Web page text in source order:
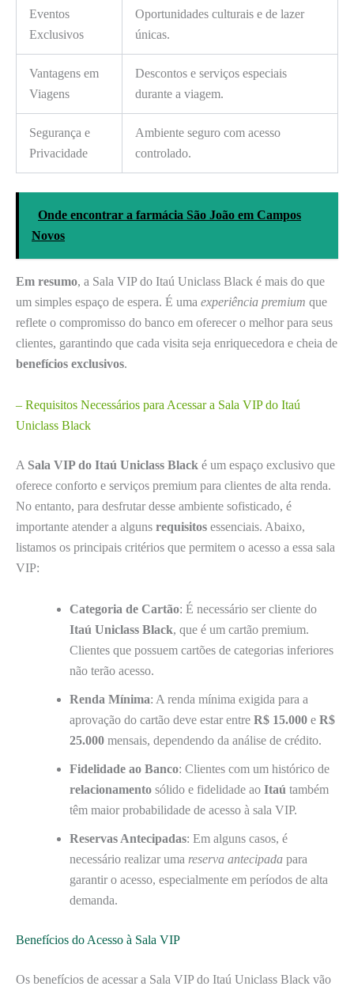
Eventos
Exclusivos
Oportunidades culturais e de lazer
únicas.
Vantagens em
Viagens
Descontos e serviços especiais
durante a viagem.
Segurança e
Privacidade
Ambiente seguro com acesso
controlado.
Onde encontrar a farmácia São João em Campos
Novos
Em resumo, a Sala VIP do Itaú Uniclass Black é mais do que
um simples espaço de espera. É uma experiência premium que
reflete o compromisso do banco em oferecer o melhor para seus
clientes, garantindo que cada visita seja enriquecedora e cheia de
benefícios exclusivos.
– Requisitos Necessários para Acessar a Sala VIP do Itaú
Uniclass Black
A Sala VIP do Itaú Uniclass Black é um espaço exclusivo que
oferece conforto e serviços premium para clientes de alta renda.
No entanto, para desfrutar desse ambiente sofisticado, é
importante atender a alguns requisitos essenciais. Abaixo,
listamos os principais critérios que permitem o acesso a essa sala
VIP:
Categoria de Cartão: É necessário ser cliente do
Itaú Uniclass Black, que é um cartão premium.
Clientes que possuem cartões de categorias inferiores
não terão acesso.
Renda Mínima: A renda mínima exigida para a
aprovação do cartão deve estar entre R$ 15.000 e R$
25.000 mensais, dependendo da análise de crédito.
Fidelidade ao Banco: Clientes com um histórico de
relacionamento sólido e fidelidade ao Itaú também
têm maior probabilidade de acesso à sala VIP.
Reservas Antecipadas: Em alguns casos, é
necessário realizar uma reserva antecipada para
garantir o acesso, especialmente em períodos de alta
demanda.
Benefícios do Acesso à Sala VIP
Os benefícios de acessar a Sala VIP do Itaú Uniclass Black vão